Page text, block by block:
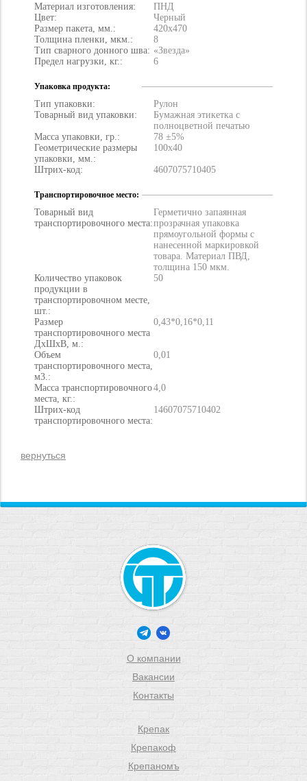
Материал изготовления:
ПНД
Цвет:
Черный
Размер пакета, мм.:
420х470
Толщина пленки, мкм.:
8
Тип сварного донного шва: «Звезда»
Предел нагрузки, кг.:
6
Упаковка продукта:
Тип упаковки:
Рулон
Товарный вид упаковки:
Бумажная этикетка с
полноцветной печатью
Масса упаковки, гр.:
78 ±5%
Геометрические размеры
упаковки, мм.:
100х40
Штрих-код: 4607075710405
Транспортировочное место:
Товарный вид
транспортировочного места:
Герметично запаянная
прозрачная упаковка
прямоугольной формы с
нанесенной маркировкой
товара. Материал ПВД,
толщина 150 мкм.
Количество упаковок
продукции в
транспортировочном месте,
шт.:
50
Размер
транспортировочного места
ДхШхВ, м.:
0,43*0,16*0,11
Объем
транспортировочного места,
м3.:
0,01
Масса транспортировочного
места, кг.:
4,0
Штрих-код
транспортировочного места:
14607075710402
вернуться
О компании
Вакансии
Контакты
Крепак
Крепакоф
Крепаномъ